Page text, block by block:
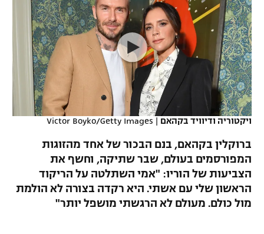
VOD
רץ ברשת
תוצאות
לוח שידורים
ברחבה
נבחרת ישראל
מכבי חיפה
בית"ר ירושלים
מכבי תל אביב
הפועל תל אביב
הפועל חיפה
הפועל באר שבע
ליגה ספרדית
ליגה איטלקית
ליגה צרפתית
ליגה הולנדית
ליגה טורקית
ליגה ברזילאית
כדורסל נשים
מכבי תל אביב
הפועל חולון
הפועל ירושלים
דני אבדיה
יורוליג
יורוקאפ
טניס
כדוריד
כדורעף
שחייה
ג'ודו
אגרוף
ספורט אולימפי
ויקטוריה ודיוויד בקהאם |
Victor Boyko/Getty Images
ברוקלין בקהאם, בנם הבכור של אחד מהזוגות
המפורסמים בעולם, שבר שתיקה, וחשף את
הצביעות של הוריו: "אמי השתלטה על הריקוד
הראשון שלי עם אשתי. היא רקדה בצורה לא הולמת
מול כולם. מעולם לא הרגשתי מושפל יותר"